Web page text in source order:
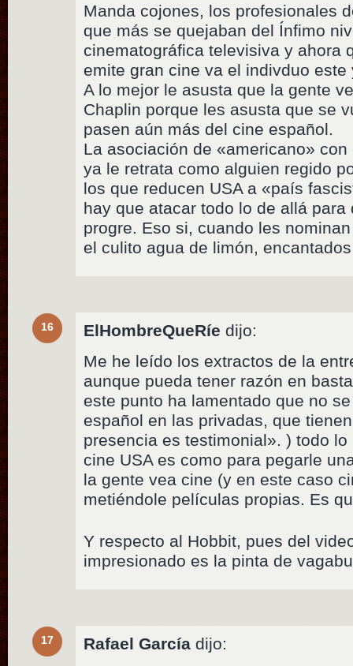
Manda cojones, los profesionales
que más se quejaban del Ínfimo
cinematográfica televisiva y ahora
emite gran cine va el indivduo
A lo mejor le asusta que la gente
Chaplin porque les asusta que se
pasen aún más del cine español.
La asociación de «americano»
ya le retrata como alguien regido
los que reducen USA a «país
hay que atacar todo lo de allá
progre. Eso si, cuando les
el culito agua de limón,
16 ElHombreQueRíe dijo:
Me he leído los extractos de la
aunque pueda tener razón en
este punto ha lamentado que no
español en las privadas, que
presencia es testimonial». ) todo
cine USA es como para pegarle
la gente vea cine (y en este caso
metiéndole películas propias. Es
Y respecto al Hobbit, pues del
impresionado es la pinta de
17 Rafael García dijo: